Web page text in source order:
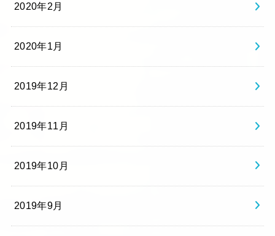
2020年2月
2020年1月
2019年12月
2019年11月
2019年10月
2019年9月